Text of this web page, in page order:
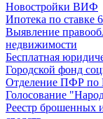
Новостройки ВИФ
Ипотека по ставке
Выявление
недвижимости
Бесплатная
Городской фонд
Отделение ПФР по
Голосование
Реестр брошенных